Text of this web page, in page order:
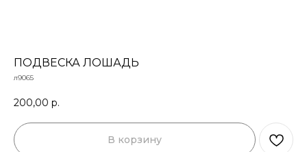
ПОДВЕСКА ЛОШАДЬ
л9065
200,00 р.
В корзину